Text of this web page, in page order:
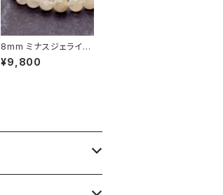
8mm ミナスジェライス
産モルガナイト（緑柱
石）ブレスレット
¥9,800